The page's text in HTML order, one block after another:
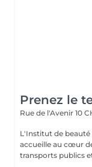
Prenez le
Rue de l'Avenir 10
L'Institut de beauté
accueille au cœur
transports publics